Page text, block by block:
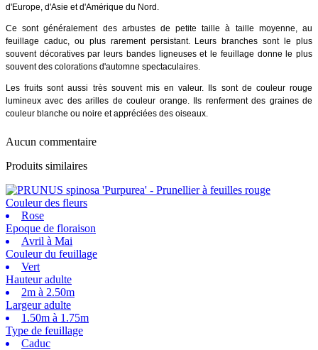
d'Europe, d'Asie et d'Amérique du Nord.
Ce sont généralement des arbustes de petite taille à taille moyenne, au
feuillage caduc, ou plus rarement persistant. Leurs branches sont le plus
souvent décoratives par leurs bandes ligneuses et le feuillage donne le plus
souvent des colorations d'automne spectaculaires.
Les fruits sont aussi très souvent mis en valeur. Ils sont de couleur rouge
lumineux avec des arilles de couleur orange. Ils renferment des graines de
couleur blanche ou noire et appréciées des oiseaux.
Aucun commentaire
Produits similaires
Couleur des fleurs
Rose
Epoque de floraison
Avril à Mai
Couleur du feuillage
Vert
Hauteur adulte
2m à 2.50m
Largeur adulte
1.50m à 1.75m
Type de feuillage
Caduc